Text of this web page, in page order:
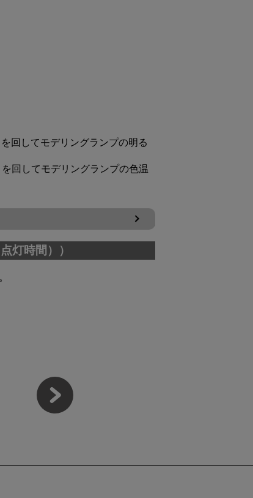
を回してモデリングランプの明る
を回してモデリングランプの色温
灯時間））